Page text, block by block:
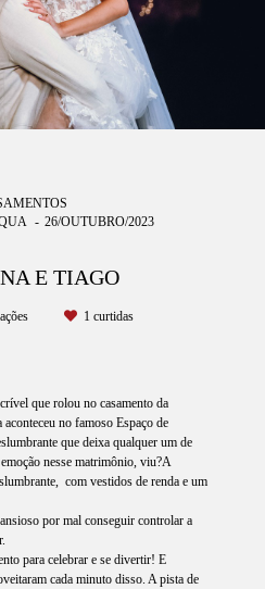
26/OUTUBRO/2023
E TIAGO
1 curtidas
que rolou no casamento da
no famoso Espaço de
que deixa qualquer um de
nesse matrimônio, viu?A
com vestidos de renda e um
por mal conseguir controlar a
para celebrar e se divertir! E
cada minuto disso. A pista de